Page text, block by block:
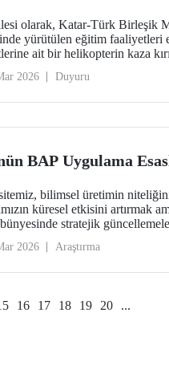
olarak, Katar-Türk Birleşik
yürütülen eğitim faaliyetleri
ait bir helikopterin kaza
ailelerine ve milletimize
2026 Duyuru
BAP Uygulama
bilimsel üretimin
küresel etkisini artırmak
stratejik
2026 Araştırma
16 17 18 19 20 ...